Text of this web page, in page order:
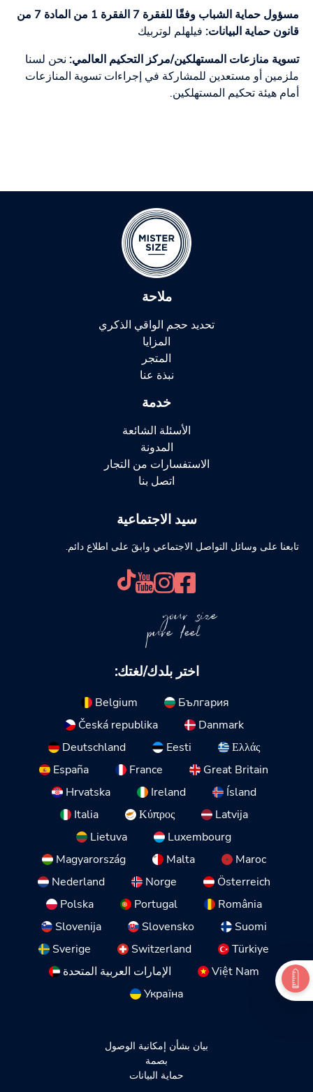
مسؤول حماية الشباب وفقًا للفقرة 7 الفقرة 1 من المادة 7 من
قانون حماية البيانات: فيلهلم لوتربيك
تسوية منازعات المستهلكين/مركز التحكيم العالمي: نحن لسنا
ملزمين أو مستعدين للمشاركة في إجراءات تسوية المنازعات
أمام هيئة تحكيم المستهلكين.
ملاحة
تحديد حجم الواقي الذكري
المزايا
المتجر
نبذة عنا
خدمة
الأسئلة الشائعة
المدونة
الاستفسارات من التجار
اتصل بنا
سيد الاجتماعية
تابعنا على وسائل التواصل الاجتماعي وابقَ على اطلاع دائم.
your size
pure feel
اختر بلدك/لغتك:
Belgium
България
Česká republika
Danmark
Deutschland
Eesti
Ελλάς
España
France
Great Britain
Hrvatska
Ireland
Ísland
Italia
Κύπρος
Latvija
Lietuva
Luxembourg
Magyarország
Malta
Maroc
Nederland
Norge
Österreich
Polska
Portugal
România
Slovenija
Slovensko
Suomi
Sverige
Switzerland
Türkiye
الإمارات العربية المتحدة
Việt Nam
Україна
بيان بشأن إمكانية الوصول
بصمة
حماية البيانات